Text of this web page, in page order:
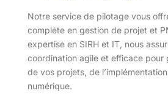
Notre service de pilotage vous
complète en gestion de projet et
expertise en SIRH et IT, nous
coordination agile et efficace pour
de vos projets, de
numérique.